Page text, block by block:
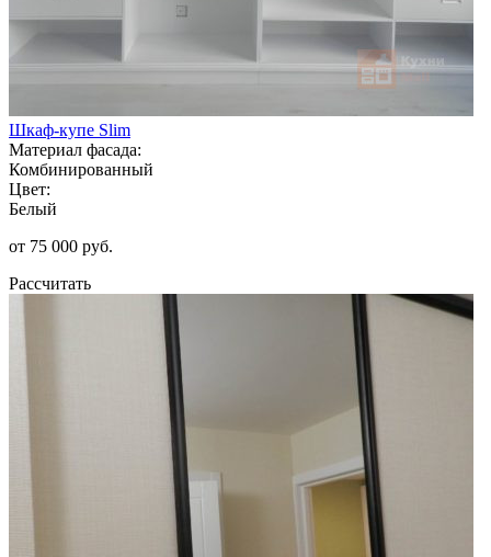
Шкаф-купе Slim
Материал фасада:
Комбинированный
Цвет:
Белый
от 75 000 руб.
Рассчитать